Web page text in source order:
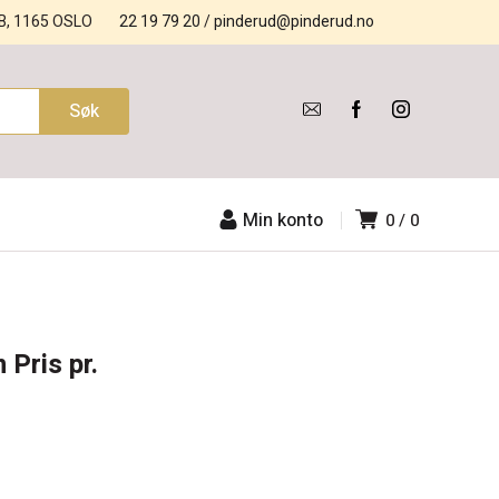
22 19 79 20/pinderud@pinderud.no
1165 OSLO
0 0
Min konto
Pris pr.